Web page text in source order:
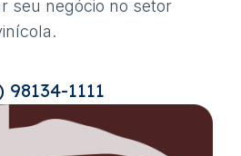
seu negócio no setor
98134-1111